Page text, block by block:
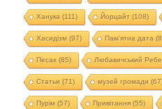
Ханука (111) Йорцайт (108)
Хасидізм (97) Пам'ятна дата
Песах(85) Любавичський Ребе
Статьи (71) музей громади
Пурім (57) Привітання(55)